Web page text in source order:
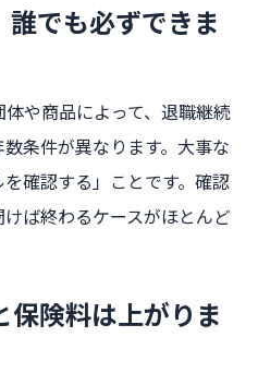
でも必ずできま
や商品によって、退職継続
条件が異なります。大事な
確認する」ことです。確認
ば終わるケースがほとんど
保険料は上がりま